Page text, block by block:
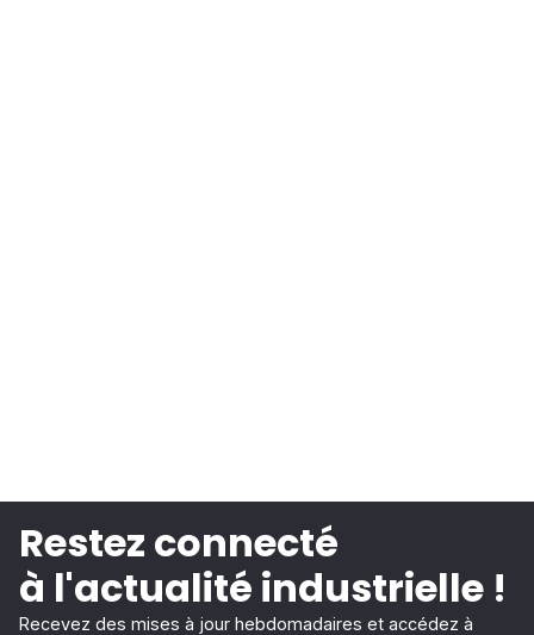
Restez connecté
à l'actualité industrielle !
Recevez des mises à jour hebdomadaires et accédez à